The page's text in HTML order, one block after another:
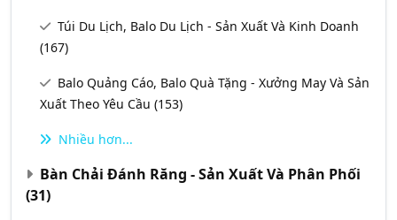
Túi Du Lịch, Balo Du Lịch - Sản Xuất Và Kinh Doanh
(167)
Balo Quảng Cáo, Balo Quà Tặng - Xưởng May Và Sản
Xuất Theo Yêu Cầu (153)
Nhiều hơn...
Bàn Chải Đánh Răng - Sản Xuất Và Phân Phối
(31)